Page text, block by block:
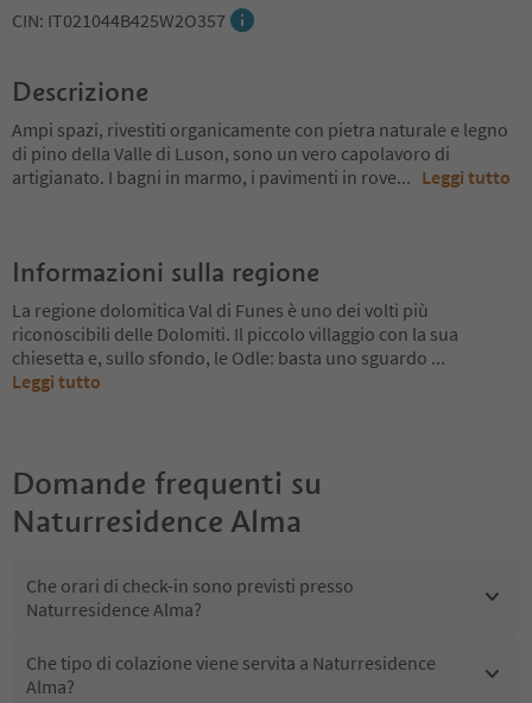
CIN: IT021044B425W2O357
Descrizione
Ampi spazi, rivestiti organicamente con pietra naturale e legno
di pino della Valle di Luson, sono un vero capolavoro di
artigianato. I bagni in marmo, i pavimenti in rove... Leggi tutto
Informazioni sulla regione
La regione dolomitica Val di Funes è uno dei volti più
riconoscibili delle Dolomiti. Il piccolo villaggio con la sua
chiesetta e, sullo sfondo, le Odle: basta uno sguardo ...
Leggi tutto
Domande frequenti su
Naturresidence Alma
Che orari di check-in sono previsti presso
Naturresidence Alma?
Che tipo di colazione viene servita a Naturresidence
Alma?